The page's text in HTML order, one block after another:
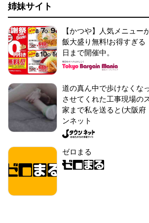
姉妹サイト
【かつや】人気メニュー
飯大盛り無料!お得すぎる
日まで開催中。
道の真ん中で歩けなくな
させてくれた工事現場の
家まで私を送ると(大阪
ンネット
ゼロまる